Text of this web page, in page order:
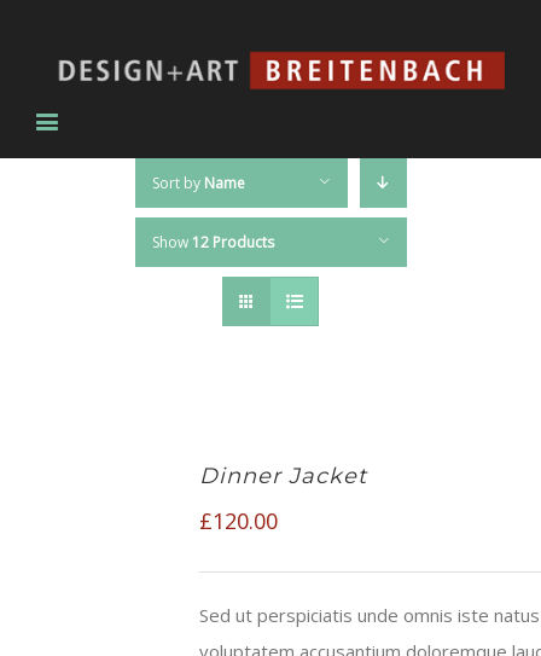
Sort by Name
Show 12 Products
Dinner Jacket
£120.00
Sed ut perspiciatis unde omnis iste
voluptatem accusantium doloremque